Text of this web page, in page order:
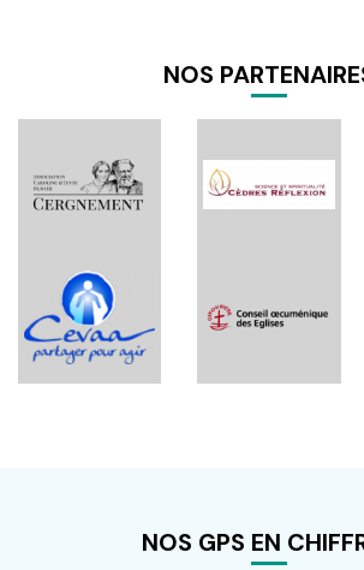
NOS
Pagination
NOS GPS EN